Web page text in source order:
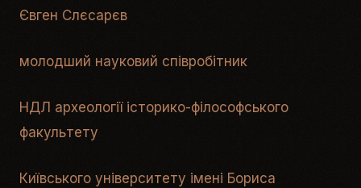
Євген Слєсарєв
молодший науковий співробітник
НДЛ археології історико-філософського
факультету
Київського університету імені Бориса